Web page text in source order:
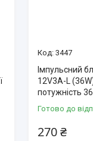
3447
Імпульсний
12V3A-L
потужність
Готово до
270 ₴